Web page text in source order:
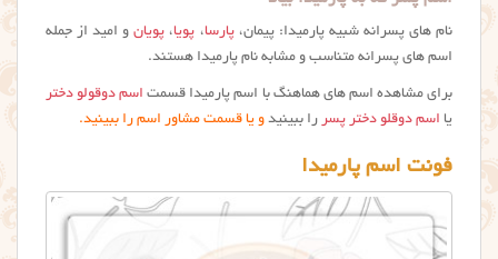
نام های پسرانه شبیه پارمیدا: پیمان،پارسا، پویا، پویانو امید از جمله
اسم های پسرانه متناسب و مشابه نام پارمیدا هستند.
برای مشاهده اسم های هماهنگ با اسم پارمیدا قسمت اسم دوقولو دختر
یا اسم دوقلو دختر پسر را ببینید و یا قسمت مشاور اسم را ببینید.
فونت اسم پارمیدا